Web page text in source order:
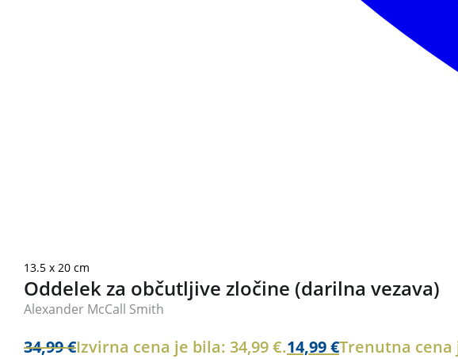
13.5 x 20 cm
Oddelek za občutljive zločine (darilna vezava)
Alexander McCall Smith
34,99€Izvirna cena je bila: 34,99 €.14,99€Trenutna cena